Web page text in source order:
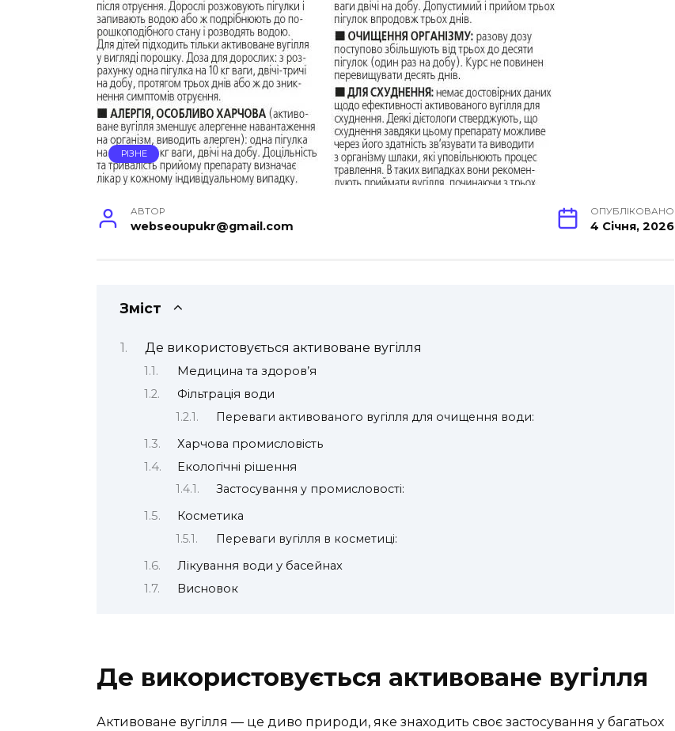
РІЗНЕ
АВТОР
webseoupukr@gmail.com
ОПУБЛІКОВАНО
4 Січня, 2026
Зміст
Де використовується активоване вугілля
Медицина та здоров’я
Фільтрація води
Переваги активованого вугілля для очищення води:
Харчова промисловість
Екологічні рішення
Застосування у промисловості:
Косметика
Переваги вугілля в косметиці:
Лікування води у басейнах
Висновок
Де використовується активоване вугілля
Активоване вугілля — це диво природи, яке знаходить своє застосування у багатьох